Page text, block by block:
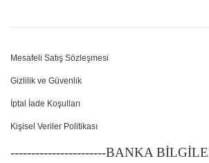
Mesafeli Satış Sözleşmesi
Gizlilik ve Güvenlik
İptal İade Koşulları
Kişisel Veriler Politikası
-----------------------BANKA